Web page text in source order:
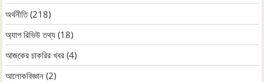
অর্থনীতি(218)
অ্যাপ রিভিউ তথ্য (18)
আজকের চাকরির খবর (4)
আলোকবিজ্ঞান (2)